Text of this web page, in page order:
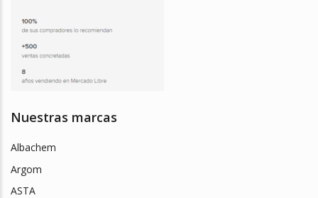
Nuestras marcas
Albachem
Argom
ASTA